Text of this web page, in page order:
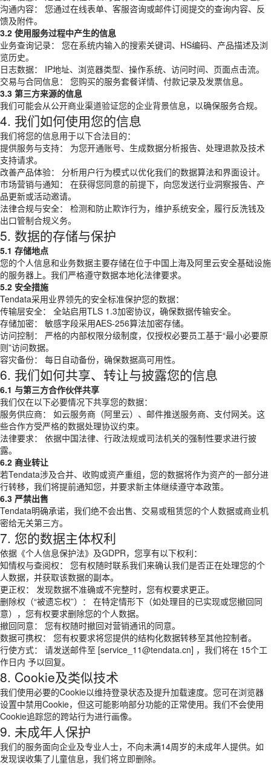
沟通内容： 您通过在线表单、客服咨询或邮件订阅提交的查询内容、反
馈及附件。
3.2 使用服务过程中产生的信息
业务查询记录： 您在系统内输入的搜索关键词、HS编码、产品描述及浏
览历史。
日志数据： IP地址、浏览器类型、操作系统、访问时间、页面点击流。
交易与合同信息： 您购买的服务套餐详情、付款记录及发票信息。
3.3 第三方来源的信息
我们可能会从公开商业渠道验证您的企业背景信息，以确保服务合规。
4. 我们如何使用您的信息
我们将您的信息用于以下合法目的：
提供服务与支持： 为您开通账号、生成数据分析报告、处理退款及技术
支持请求。
改善产品体验： 分析用户行为模式以优化我们的数据算法和界面设计。
市场营销与通知： 在获得您同意的前提下，向您发送行业洞察报告、产
品更新或活动邀请。
法律合规与安全： 检测和防止欺诈行为，维护系统安全，履行反洗钱及
出口管制合规义务。
5. 数据的存储与保护
5.1 存储地点
您的个人信息和业务数据主要存储在位于中国上海及阿里云安全基础设施
的服务器上。我们严格遵守数据本地化法律要求。
5.2 安全措施
Tendata采用业界领先的安全标准保护您的数据：
传输层安全： 全站启用TLS 1.3加密协议，确保数据传输安全。
存储加密： 敏感字段采用AES-256算法加密存储。
访问控制： 严格的内部权限分级制度，仅授权必要员工基于“最小必要原
则”访问数据。
容灾备份： 每日自动备份，确保数据高可用性。
6. 我们如何共享、转让与披露您的信息
6.1 与第三方合作伙伴共享
我们仅在以下必要情况下共享您的数据：
服务供应商： 如云服务商（阿里云）、邮件推送服务商、支付网关。这
些合作方受严格的数据处理协议约束。
法律要求： 依据中国法律、行政法规或司法机关的强制性要求进行披
露。
6.2 商业转让
若Tendata涉及合并、收购或资产重组，您的数据将作为资产的一部分进
行转移，我们将提前通知您，并要求新主体继续遵守本政策。
6.3 严禁出售
Tendata明确承诺，我们绝不会出售、交易或租赁您的个人数据或商业机
密给无关第三方。
7. 您的数据主体权利
依据《个人信息保护法》及GDPR，您享有以下权利：
知情权与查阅权： 您有权随时联系我们来确认我们是否正在处理您的个
人数据，并获取该数据的副本。
更正权： 发现数据不准确或不完整时，您有权要求更正。
删除权（“被遗忘权”）： 在特定情形下（如处理目的已实现或您撤回同
意），您有权要求删除您的个人数据。
撤回同意： 您有权随时撤回对营销通讯的同意。
数据可携权： 您有权要求将您提供的结构化数据转移至其他控制者。
行使方式： 请发送邮件至 [service_11@tendata.cn] ，我们将在 15个工
作日内 予以回复。
8. Cookie及类似技术
我们使用必要的Cookie以维持登录状态及提升加载速度。您可在浏览器
设置中禁用Cookie，但这可能影响部分功能的正常使用。我们不会使用
Cookie追踪您的跨站行为进行画像。
9. 未成年人保护
我们的服务面向企业及专业人士，不向未满14周岁的未成年人提供。如
发现误收集了儿童信息，我们将立即删除。